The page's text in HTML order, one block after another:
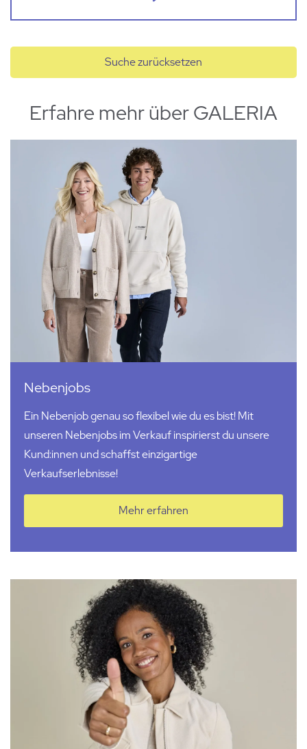
Suche zurücksetzen
Erfahre mehr über GALERIA
Nebenjobs
Ein Nebenjob genau so flexibel wie du es bist! Mit
unseren Nebenjobs im Verkauf inspirierst du unsere
Kund:innen und schaffst einzigartige
Verkaufserlebnisse!
Mehr erfahren